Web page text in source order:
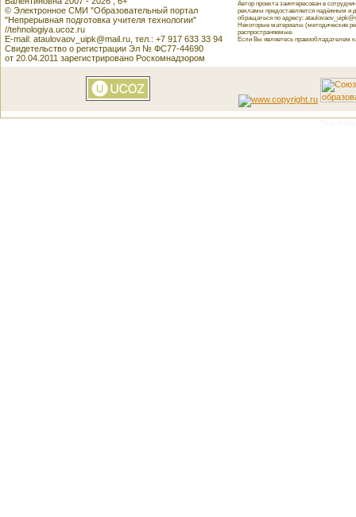
© Электронное СМИ "Образовательный портал
"Непрерывная подготовка учителя технологии"
//tehnologiya.ucoz.ru
E-mail: ataulovaov_uipk@mail.ru, тел.: +7 917 633 33 94
Свидетельство о регистрации Эл № ФС77-44690
от 20.04.2011 зарегистрировано Роскомнадзором
Автор проекта заинтересован в
рекламы предоставляется надёжным и
обращаться по адресу:
Некоторые материалы (методические
распространяемые.
Если Вы являетесь правообладателем